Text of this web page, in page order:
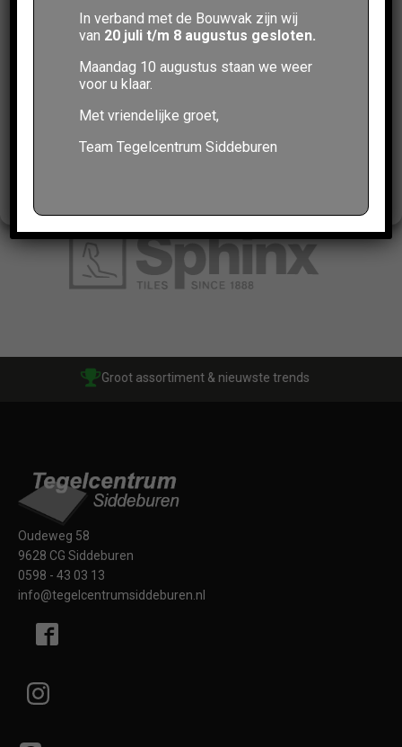
surfgedrag of unieke ID's op deze site verwerken. Als je geen
toestemming geeft of uw toestemming intrekt, kan dit een nadelige
Weigeren
Undefasa.Bekijk alle merken hier.
Groot assortiment & nieuwste trends
Oudeweg 58
9628 CG Siddeburen
0598 - 43 03 13
info@tegelcentrumsiddeburen.nl
In verband met de Bouwvak zijn wij
van 20 juli t/m 8 augustus gesloten.
Maandag 10 augustus staan we weer
voor u klaar.
Met vriendelijke groet,
Team Tegelcentrum Siddeburen